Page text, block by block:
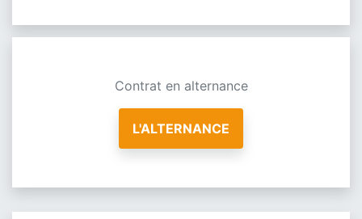
Contrat en alternance
L'ALTERNANCE